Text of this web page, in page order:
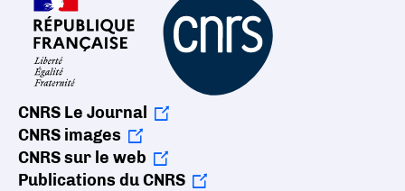
CNRS Le Journal
CNRS images
CNRS sur le web
Publications du CNRS